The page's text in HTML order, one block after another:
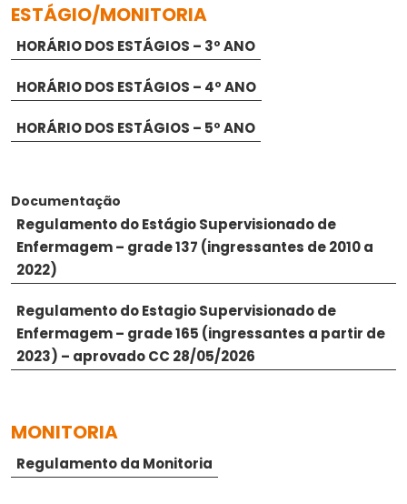
ESTÁGIO/MONITORIA
HORÁRIO DOS ESTÁGIOS – 3º ANO
HORÁRIO DOS ESTÁGIOS – 4º ANO
HORÁRIO DOS ESTÁGIOS – 5º ANO
Documentação
Regulamento do Estágio Supervisionado de
Enfermagem – grade 137 (ingressantes de 2010 a
2022)
Regulamento do Estagio Supervisionado de
Enfermagem – grade 165 (ingressantes a partir de
2023) – aprovado CC 28/05/2026
MONITORIA
Regulamento da Monitoria